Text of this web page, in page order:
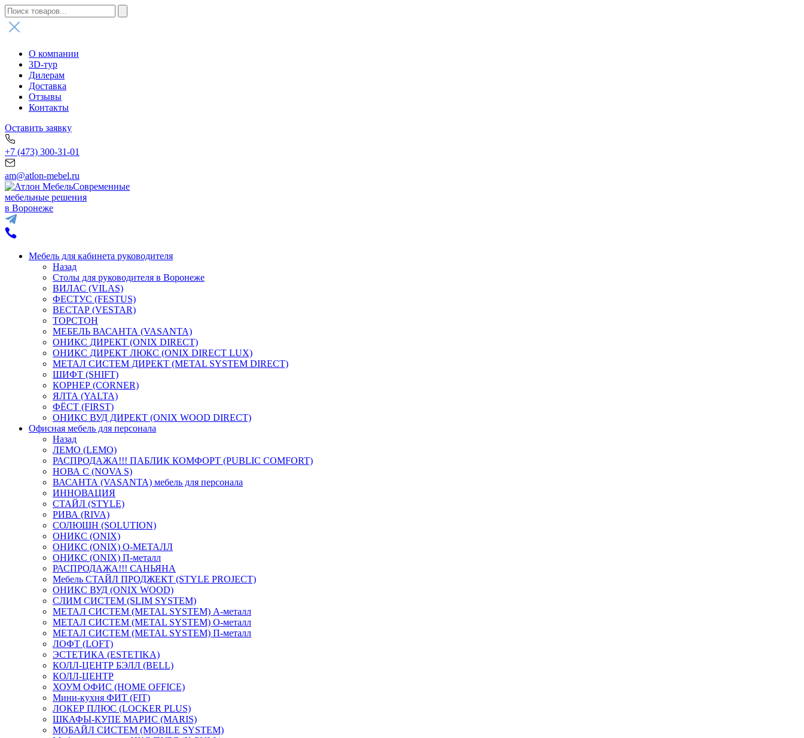
О компании
3D-тур
Дилерам
Доставка
Отзывы
Контакты
Оставить заявку
+7 (473) 300-31-01
am@atlon-mebel.ru
Современные
мебельные решения
в Воронеже
Мебель для кабинета руководителя
Назад
Столы для руководителя в Воронеже
ВИЛАС (VILAS)
ФЕСТУС (FESTUS)
ВЕСТАР (VESTAR)
ТОРСТОН
МЕБЕЛЬ ВАСАНТА (VASANTA)
ОНИКС ДИРЕКТ (ONIX DIRECT)
ОНИКС ДИРЕКТ ЛЮКС (ONIX DIRECT LUX)
МЕТАЛ СИСТЕМ ДИРЕКТ (METAL SYSTEM DIRECT)
ШИФТ (SHIFT)
КОРНЕР (CORNER)
ЯЛТА (YALTA)
ФЁСТ (FIRST)
ОНИКС ВУД ДИРЕКТ (ONIX WOOD DIRECT)
Офисная мебель для персонала
Назад
ЛЕМО (LEMO)
РАСПРОДАЖА!!! ПАБЛИК КОМФОРТ (PUBLIC COMFORT)
НОВА С (NOVA S)
ВАСАНТА (VASANTA) мебель для персонала
ИННОВАЦИЯ
СТАЙЛ (STYLE)
РИВА (RIVA)
СОЛЮШН (SOLUTION)
ОНИКС (ONIX)
ОНИКС (ONIX) O-МЕТАЛЛ
ОНИКС (ONIX) П-металл
РАСПРОДАЖА!!! САНЬЯНА
Мебель СТАЙЛ ПРОДЖЕКТ (STYLE PROJECT)
ОНИКС ВУД (ONIX WOOD)
СЛИМ СИСТЕМ (SLIM SYSTEM)
МЕТАЛ СИСТЕМ (METAL SYSTEM) А-металл
МЕТАЛ СИСТЕМ (METAL SYSTEM) О-металл
МЕТАЛ СИСТЕМ (METAL SYSTEM) П-металл
ЛОФТ (LOFT)
ЭСТЕТИКА (ESTETIKA)
КОЛЛ-ЦЕНТР БЭЛЛ (BELL)
КОЛЛ-ЦЕНТР
ХОУМ ОФИС (HOME OFFICE)
Мини-кухня ФИТ (FIT)
ЛОКЕР ПЛЮС (LOCKER PLUS)
ШКАФЫ-КУПЕ МАРИС (MARIS)
МОБАЙЛ СИСТЕМ (MOBILE SYSTEM)